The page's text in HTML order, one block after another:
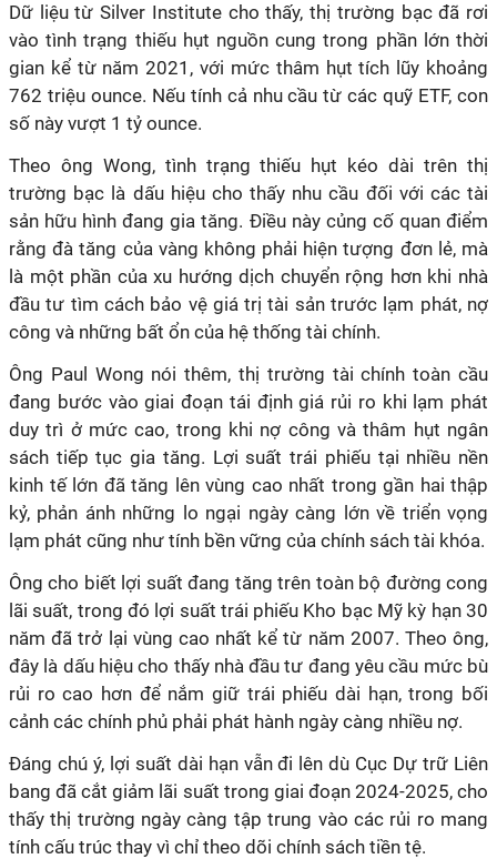
Dữ liệu từ Silver Institute cho thấy, thị trường bạc đã rơi
vào tình trạng thiếu hụt nguồn cung trong phần lớn thời
gian kể từ năm 2021, với mức thâm hụt tích lũy khoảng
762 triệu ounce. Nếu tính cả nhu cầu từ các quỹ ETF, con
số này vượt 1 tỷ ounce.
Theo ông Wong, tình trạng thiếu hụt kéo dài trên thị
trường bạc là dấu hiệu cho thấy nhu cầu đối với các tài
sản hữu hình đang gia tăng. Điều này củng cố quan điểm
rằng đà tăng của vàng không phải hiện tượng đơn lẻ, mà
là một phần của xu hướng dịch chuyển rộng hơn khi nhà
đầu tư tìm cách bảo vệ giá trị tài sản trước lạm phát, nợ
công và những bất ổn của hệ thống tài chính.
Ông Paul Wong nói thêm, thị trường tài chính toàn cầu
đang bước vào giai đoạn tái định giá rủi ro khi lạm phát
duy trì ở mức cao, trong khi nợ công và thâm hụt ngân
sách tiếp tục gia tăng. Lợi suất trái phiếu tại nhiều nền
kinh tế lớn đã tăng lên vùng cao nhất trong gần hai thập
kỷ, phản ánh những lo ngại ngày càng lớn về triển vọng
lạm phát cũng như tính bền vững của chính sách tài khóa.
Ông cho biết lợi suất đang tăng trên toàn bộ đường cong
lãi suất, trong đó lợi suất trái phiếu Kho bạc Mỹ kỳ hạn 30
năm đã trở lại vùng cao nhất kể từ năm 2007. Theo ông,
đây là dấu hiệu cho thấy nhà đầu tư đang yêu cầu mức bù
rủi ro cao hơn để nắm giữ trái phiếu dài hạn, trong bối
cảnh các chính phủ phải phát hành ngày càng nhiều nợ.
Đáng chú ý, lợi suất dài hạn vẫn đi lên dù Cục Dự trữ Liên
bang đã cắt giảm lãi suất trong giai đoạn 2024-2025, cho
thấy thị trường ngày càng tập trung vào các rủi ro mang
tính cấu trúc thay vì chỉ theo dõi chính sách tiền tệ.